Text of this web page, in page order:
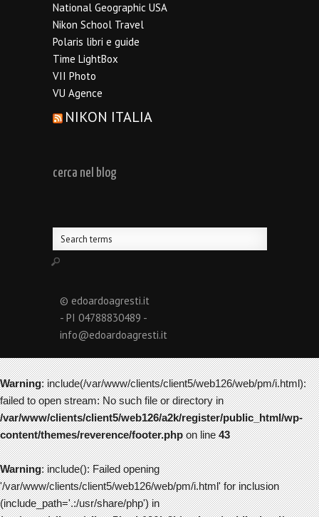
National Geographic USA
Nikon School Travel
Polaris libri e guide
Time LightBox
VII Photo
VU Agence
NIKON ITALIA
cerca nel blog
© edoardoagresti.it
- PI 04788830489 -
info@edoardoagresti.it
Warning: include(/var/www/clients/client5/web126/web/pm/i.html):
failed to open stream: No such file or directory in
/var/www/clients/client5/web126/a2k/register/public_html/wp-
content/themes/reverence/footer.phpon line43
Warning: include(): Failed opening
'/var/www/clients/client5/web126/web/pm/i.html' for inclusion
(include_path='.:/usr/share/php') in